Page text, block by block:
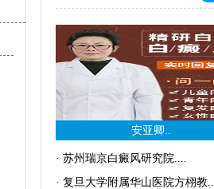
安亚卿..
· 苏州瑞京白癜风研究院....
· 复旦大学附属华山医院方栩教..